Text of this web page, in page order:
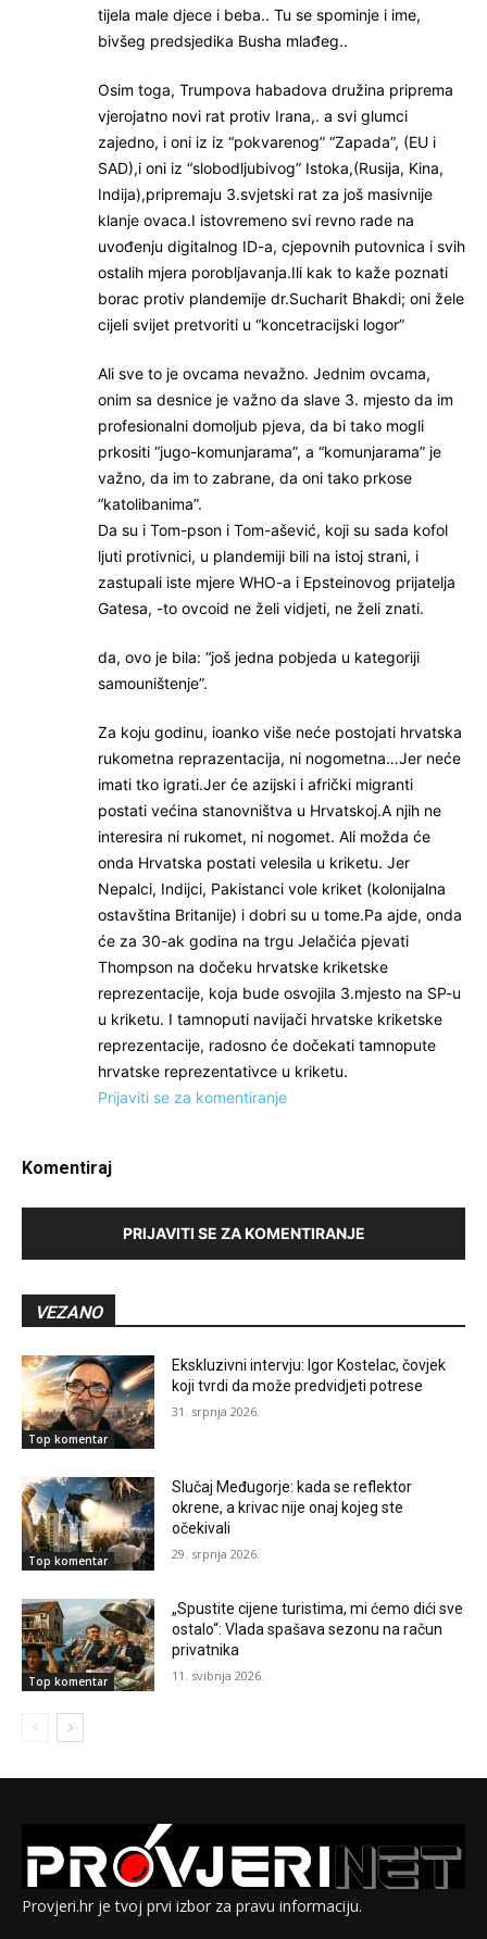
tijela male djece i beba.. Tu se spominje i ime,
bivšeg predsjedika Busha mlađeg..
Osim toga, Trumpova habadova družina priprema
vjerojatno novi rat protiv Irana,. a svi glumci
zajedno, i oni iz iz “pokvarenog” “Zapada”, (EU i
SAD),i oni iz “slobodljubivog” Istoka,(Rusija, Kina,
Indija),pripremaju 3.svjetski rat za još masivnije
klanje ovaca.I istovremeno svi revno rade na
uvođenju digitalnog ID-a, cjepovnih putovnica i svih
ostalih mjera porobljavanja.Ili kak to kaže poznati
borac protiv plandemije dr.Sucharit Bhakdi; oni žele
cijeli svijet pretvoriti u “koncetracijski logor”
Ali sve to je ovcama nevažno. Jednim ovcama,
onim sa desnice je važno da slave 3. mjesto da im
profesionalni domoljub pjeva, da bi tako mogli
prkositi “jugo-komunjarama”, a “komunjarama” je
važno, da im to zabrane, da oni tako prkose
“katolibanima”.
Da su i Tom-pson i Tom-ašević, koji su sada kofol
ljuti protivnici, u plandemiji bili na istoj strani, i
zastupali iste mjere WHO-a i Epsteinovog prijatelja
Gatesa, -to ovcoid ne želi vidjeti, ne želi znati.
da, ovo je bila: “još jedna pobjeda u kategoriji
samouništenje”.
Za koju godinu, ioanko više neće postojati hrvatska
rukometna reprazentacija, ni nogometna…Jer neće
imati tko igrati.Jer će azijski i afrički migranti
postati većina stanovništva u Hrvatskoj.A njih ne
interesira ni rukomet, ni nogomet. Ali možda će
onda Hrvatska postati velesila u kriketu. Jer
Nepalci, Indijci, Pakistanci vole kriket (kolonijalna
ostavština Britanije) i dobri su u tome.Pa ajde, onda
će za 30-ak godina na trgu Jelačića pjevati
Thompson na dočeku hrvatske kriketske
reprezentacije, koja bude osvojila 3.mjesto na SP-u
u kriketu. I tamnoputi navijači hrvatske kriketske
reprezentacije, radosno će dočekati tamnopute
hrvatske reprezentativce u kriketu.
Prijaviti se za komentiranje
Komentiraj
PRIJAVITI SE ZA KOMENTIRANJE
VEZANO
Top komentar
Ekskluzivni intervju: Igor Kostelac, čovjek
koji tvrdi da može predvidjeti potrese
31. srpnja 2026.
Top komentar
Slučaj Međugorje: kada se reflektor
okrene, a krivac nije onaj kojeg ste
očekivali
29. srpnja 2026.
Top komentar
„Spustite cijene turistima, mi ćemo dići sve
ostalo“: Vlada spašava sezonu na račun
privatnika
11. svibnja 2026.
Provjeri.hr je tvoj prvi izbor za pravu informaciju.